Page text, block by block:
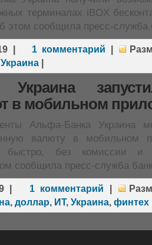
терминалах iBOX
этом сообщила пресс-служба
1 комментарий
Украина|
Украина
в мобильном
Альфа-Банка Украина
валюту в мобильном
без комиссии и
сообщила пресс-служба
| 1 комментарий
, доллар, ИТ, Украина, финтех